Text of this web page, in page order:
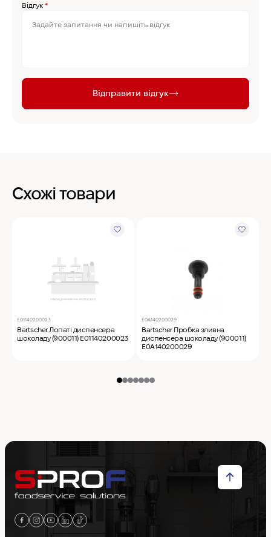
Відгук *
Відправити відгук
Схожі товари
Е01140200023
Bartscher Лопаті диспенсера
шоколаду (900011) Е01140200023
E0A140200029
Bartscher Пробка зливна
диспенсера шоколаду (900011)
E0A140200029